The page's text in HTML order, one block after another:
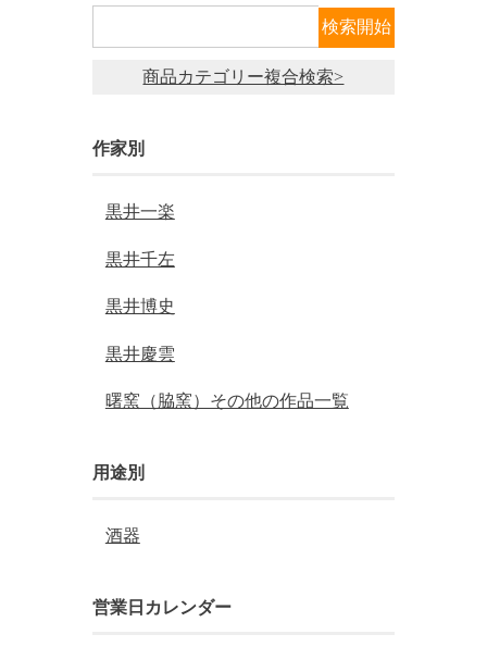
商品カテゴリー複合検索>
作家別
黒井一楽
黒井千左
黒井博史
黒井慶雲
曙窯（脇窯）その他の作品一覧
用途別
酒器
営業日カレンダー